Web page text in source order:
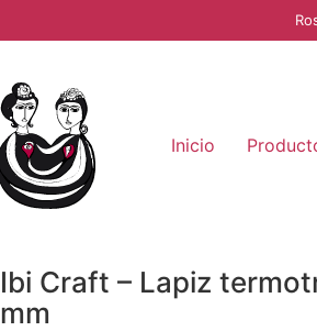
Inicio
Ibi Craft – Lapiz
mm